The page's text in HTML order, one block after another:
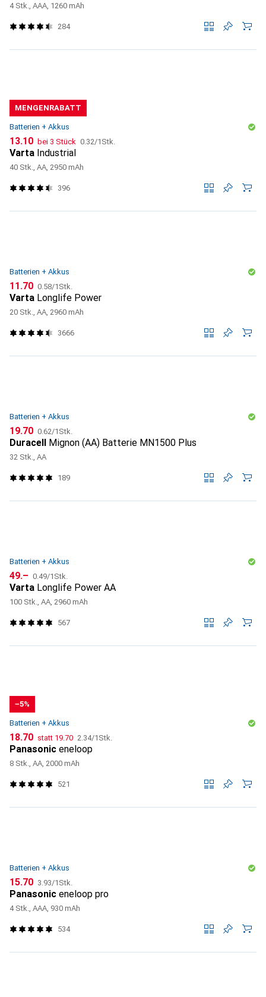
4 Stk., AAA, 1260 mAh
284
MENGENRABATT
Batterien + Akkus
CHF
13.10 bei 3 Stück CHF
0.32/1Stk.
Varta Industrial
40 Stk., AA, 2950 mAh
396
Batterien + Akkus
CHF
11.70 CHF
0.58/1Stk.
Varta Longlife Power
20 Stk., AA, 2960 mAh
3666
Batterien + Akkus
CHF
19.70 CHF
0.62/1Stk.
Duracell Mignon (AA) Batterie MN1500 Plus
32 Stk., AA
189
Batterien + Akkus
CHF
49.– CHF
0.49/1Stk.
Varta Longlife Power AA
100 Stk., AA, 2960 mAh
567
−5%
Batterien + Akkus
CHF
18.70 statt CHF
19.70 CHF
2.34/1Stk.
Panasonic eneloop
8 Stk., AA, 2000 mAh
521
Batterien + Akkus
CHF
15.70 CHF
3.93/1Stk.
Panasonic eneloop pro
4 Stk., AAA, 930 mAh
534